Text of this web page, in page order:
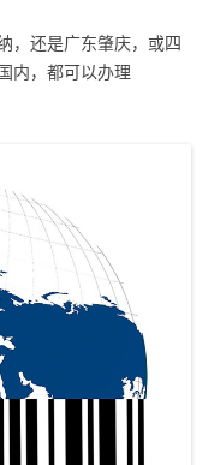
，还是广东肇庆，或四
内，都可以办理